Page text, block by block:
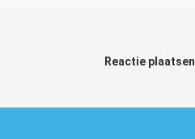
Reactie plaatsen